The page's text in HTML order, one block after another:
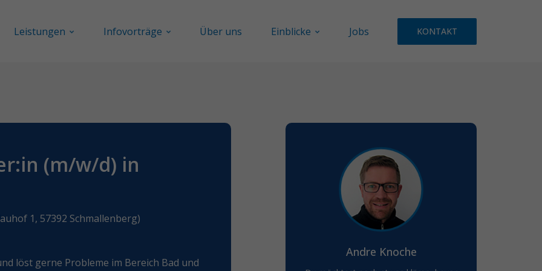
Leistungen Infovorträge Über uns Einblicke Jobs KONTAKT
(m/w/d) in
1, 57392 Schmallenberg)
löst gerne Probleme im Bereich Bad und
Andre Knoche